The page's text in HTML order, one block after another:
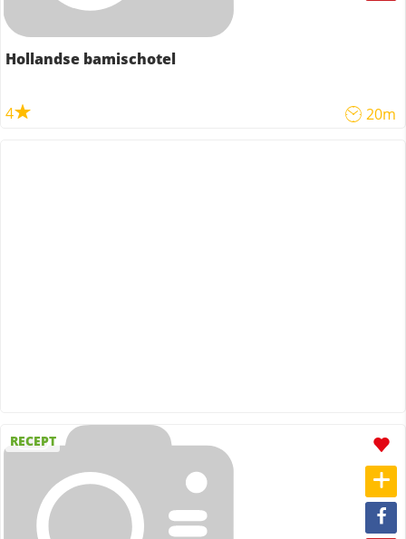
Hollandse bamischotel
4 20m
RECEPT